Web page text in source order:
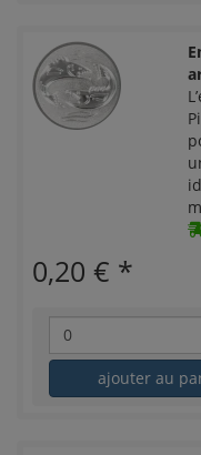
0,20 € *
ajouter au